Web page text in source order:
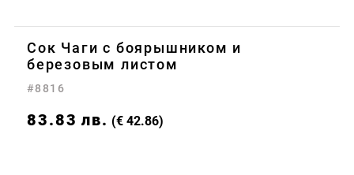
Сок Чаги с боярышником и
березовым листом
#8816
83.83 лв. (€ 42.86)